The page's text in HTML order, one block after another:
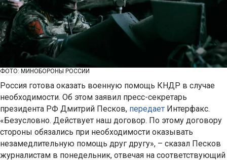
ФОТО: МИНОБОРОНЫ РОССИИ
Россия готова оказать военную помощь КНДР в случае
необходимости. Об этом заявил пресс-секретарь
президента РФ Дмитрий Песков, передает Интерфакс.
«Безусловно. Действует наш договор. По этому договору
стороны обязались при необходимости оказывать
незамедлительную помощь друг другу», – сказал Песков
журналистам в понедельник, отвечая на соответствующий